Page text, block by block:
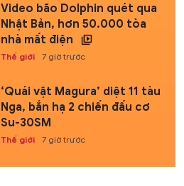
Video bão Dolphin quét qua
Nhật Bản, hơn 50.000 tòa
nhà mất điện
Thế giới 7 giờ trước
‘Quái vật Magura’ diệt 11 tàu
Nga, bắn hạ 2 chiến đấu cơ
Su-30SM
Thế giới 7 giờ trước